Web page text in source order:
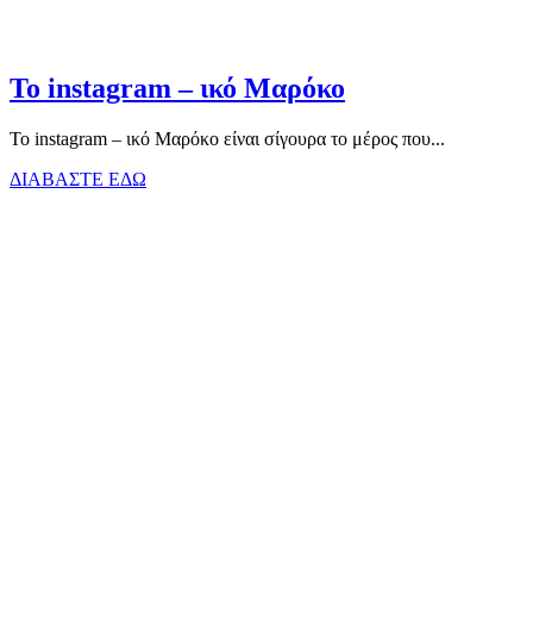
Το instagram – ικό Μαρόκο
Το instagram – ικό Μαρόκο είναι σίγουρα το μέρος που...
ΔΙΑΒΑΣΤΕ ΕΔΩ